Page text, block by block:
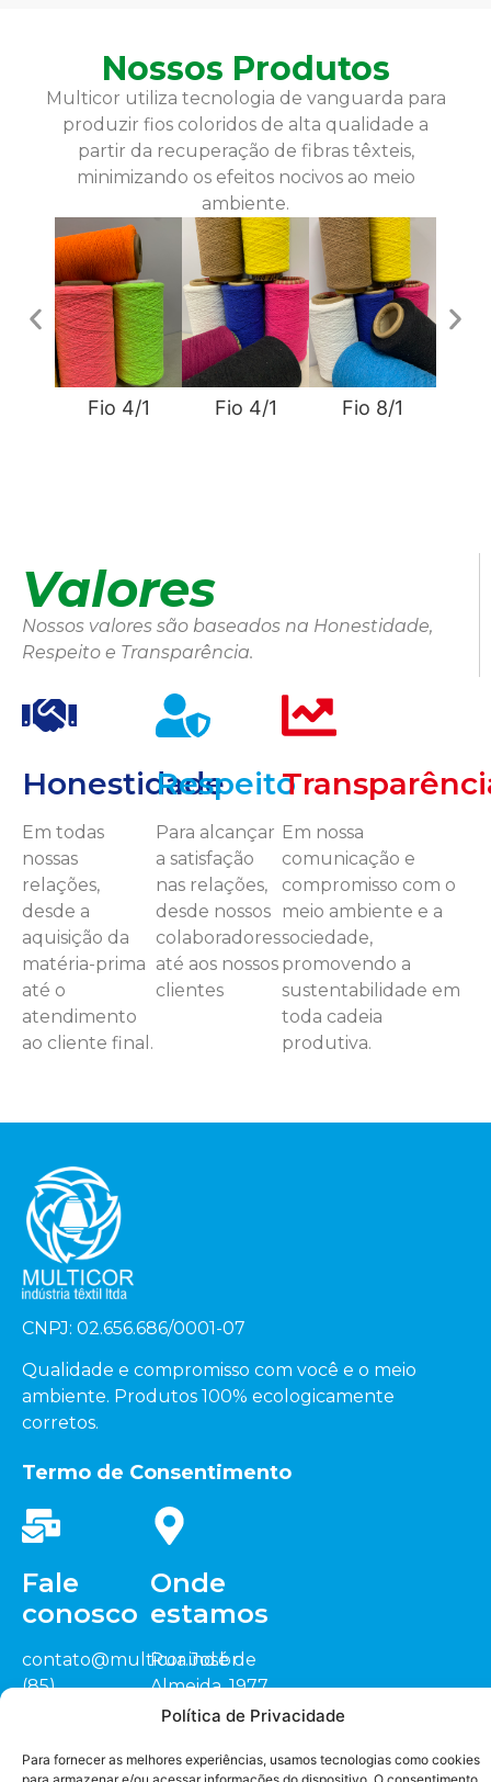
Política de Privacidade
Para fornecer as melhores experiências, usamos tecnologias como cookies
Nossos Produtos
Multicor utiliza tecnologia de vanguarda para
produzir fios coloridos de alta qualidade a
partir da recuperação de fibras têxteis,
minimizando os efeitos nocivos ao meio
ambiente.
Fio 4/1 Fio 4/1 Fio 8/1
Valores
Nossos valores são baseados na Honestidade,
Respeito e Transparência.
Honestidade
Em todas
nossas
relações,
desde a
aquisição da
matéria-prima
até o
atendimento
ao cliente final.
Respeito
Para alcançar
a satisfação
nas relações,
desde nossos
colaboradores
até aos nossos
clientes
Em nossa
comunicação e
compromisso com o
meio ambiente e a
sociedade,
promovendo a
sustentabilidade em
toda cadeia
produtiva.
CNPJ: 02.656.686/0001-07
Qualidade e compromisso com você e o meio
ambiente. Produtos 100% ecologicamente
corretos.
Termo de Consentimento
Fale
conosco
contato@multicor.ind.br
(85)
Onde
estamos
Rua José de
Almeida, 1977
Sitio Cardeais,
Jaguaruana/CE
representante